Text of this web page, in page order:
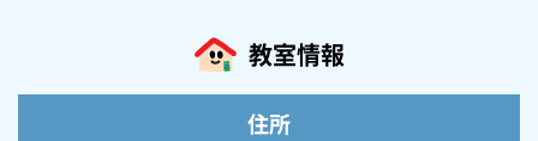
教室情報
住所